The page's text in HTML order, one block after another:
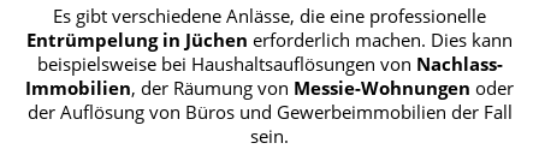
Es gibt verschiedene Anlässe, die eine professionelle
Entrümpelung in Jüchen erforderlich machen. Dies kann
beispielsweise bei Haushaltsauflösungen von Nachlass-
Immobilien, der Räumung von Messie-Wohnungen oder
der Auflösung von Büros und Gewerbeimmobilien der Fall
sein.